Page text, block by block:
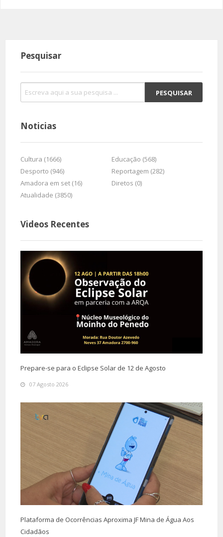
Pesquisar
Noticias
Cultura (1666)
Educação (568)
Desporto (946)
Reportagem (282)
Amadora em set (16)
Diretos (0)
Atualidade (3850)
Videos Recentes
Prepare-se para o Eclipse Solar de 12 de Agosto
07 Agosto 2026
Plataforma de Ocorrências Aproxima JF Mina de Água Aos
Cidadãos